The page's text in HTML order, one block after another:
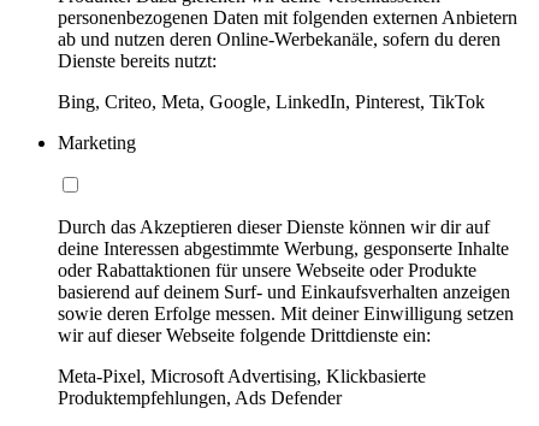
personenbezogenen Daten mit folgenden externen Anbietern
ab und nutzen deren Online-Werbekanäle, sofern du deren
Dienste bereits nutzt:
Bing, Criteo, Meta, Google, LinkedIn, Pinterest, TikTok
Marketing
Durch das Akzeptieren dieser Dienste können wir dir auf
deine Interessen abgestimmte Werbung, gesponserte Inhalte
oder Rabattaktionen für unsere Webseite oder Produkte
basierend auf deinem Surf- und Einkaufsverhalten anzeigen
sowie deren Erfolge messen. Mit deiner Einwilligung setzen
wir auf dieser Webseite folgende Drittdienste ein:
Meta-Pixel, Microsoft Advertising, Klickbasierte
Produktempfehlungen, Ads Defender